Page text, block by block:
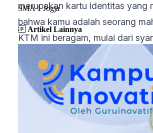
merupakan kartu identitas yang
bahwa kamu adalah seorang
KTM ini beragam, mulai dari
mengakses layanan
meminjam sarana dan prasarana
pengenal ketika mengikuti
banyak lagi. Tak jarang,
potongan harga spesial cukup
SMA 1 Jogja
Artikel Lainnya